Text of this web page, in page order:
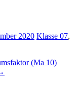
2020 Klasse 07,
(Ma 10)